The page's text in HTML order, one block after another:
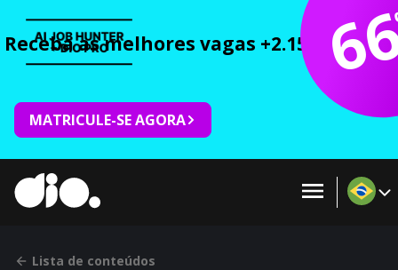
Receba as melhores vagas +2.150 cursos
MATRICULE-SE AGORA
Lista de conteúdos